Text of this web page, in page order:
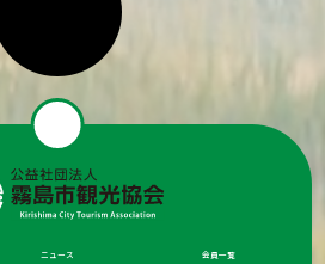
ニュース 会員一覧